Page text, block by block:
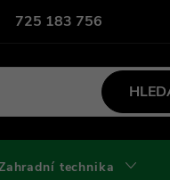
725 183 756
Podmínky ochrany
technika